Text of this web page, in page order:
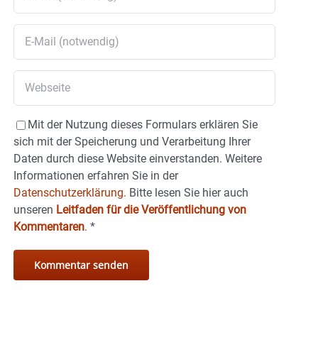
Mit der Nutzung dieses Formulars erklären Sie
sich mit der Speicherung und Verarbeitung Ihrer
Daten durch diese Website einverstanden. Weitere
Informationen erfahren Sie in der
Datenschutzerklärung. Bitte lesen Sie hier auch
unseren Leitfaden für die Veröffentlichung von
Kommentaren. *